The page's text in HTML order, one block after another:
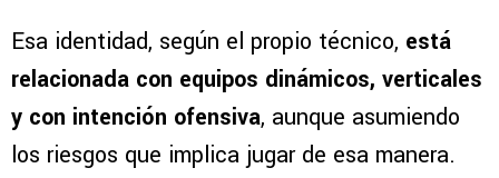
Esa identidad, según el propio técnico, está
relacionada con equipos dinámicos, verticales
y con intención ofensiva, aunque asumiendo
los riesgos que implica jugar de esa manera.